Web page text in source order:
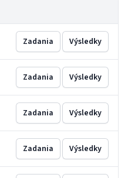
Zadania Výsledky
Zadania Výsledky
Zadania Výsledky
Zadania Výsledky